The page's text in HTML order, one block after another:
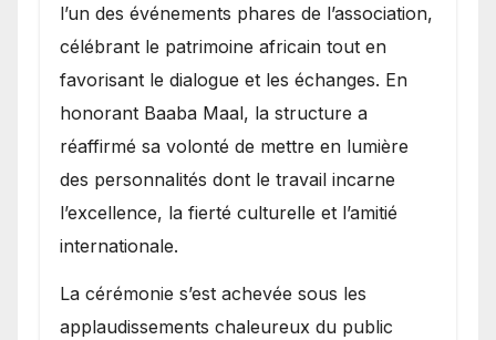
l’un des événements phares de l’association,
célébrant le patrimoine africain tout en
favorisant le dialogue et les échanges. En
honorant Baaba Maal, la structure a
réaffirmé sa volonté de mettre en lumière
des personnalités dont le travail incarne
l’excellence, la fierté culturelle et l’amitié
internationale.
​La cérémonie s’est achevée sous les
applaudissements chaleureux du public